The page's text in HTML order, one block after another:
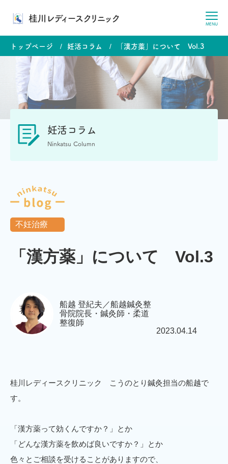
桂川レディースクリニック MENU
トップページ 妊活コラム 「漢方薬」について Vol.3
妊活コラム
Ninkatsu Column
不妊治療
「漢方薬」について Vol.3
船越 登紀夫／船越鍼灸整
骨院院長・鍼灸師・柔道
整復師
2023.04.14
桂川レディースクリニック こうのとり鍼灸担当の船越で
す。
「漢方薬って効くんですか？」とか
「どんな漢方薬を飲めば良いですか？」とか
色々とご相談を受けることがありますので、